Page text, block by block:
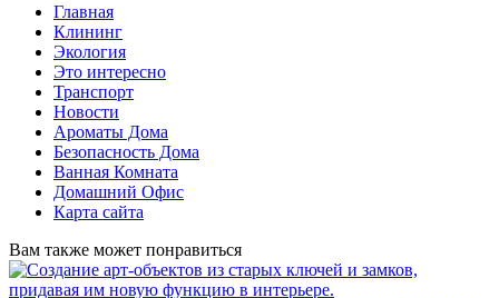
Главная
Клининг
Экология
Это интересно
Транспорт
Новости
Ароматы Дома
Безопасность Дома
Ванная Комната
Домашний Офис
Карта сайта
Вам также может понравиться